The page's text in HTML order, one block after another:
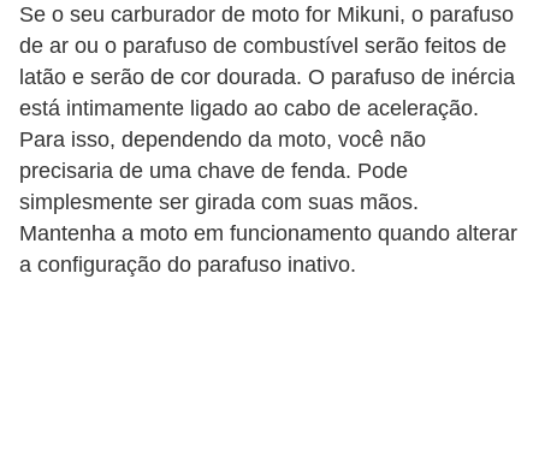
Se o seu carburador de moto for Mikuni, o parafuso
de ar ou o parafuso de combustível serão feitos de
latão e serão de cor dourada. O parafuso de inércia
está intimamente ligado ao cabo de aceleração.
Para isso, dependendo da moto, você não
precisaria de uma chave de fenda. Pode
simplesmente ser girada com suas mãos.
Mantenha a moto em funcionamento quando alterar
a configuração do parafuso inativo.